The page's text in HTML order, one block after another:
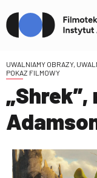
UWALNIAMY OBRAZY,
POKAZ FILMOWY